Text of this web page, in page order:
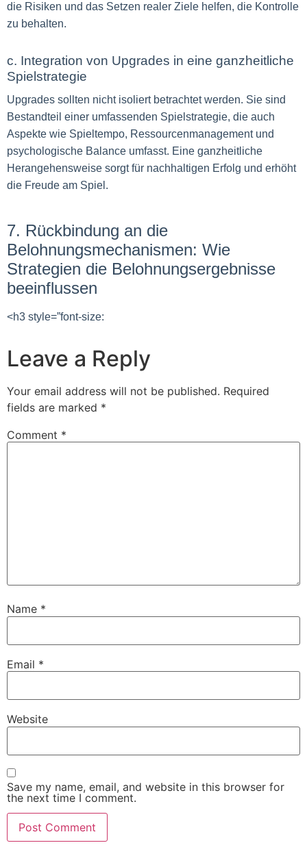
die Risiken und das Setzen realer Ziele helfen, die Kontrolle
zu behalten.
c. Integration von Upgrades in eine ganzheitliche
Spielstrategie
Upgrades sollten nicht isoliert betrachtet werden. Sie sind
Bestandteil einer umfassenden Spielstrategie, die auch
Aspekte wie Spieltempo, Ressourcenmanagement und
psychologische Balance umfasst. Eine ganzheitliche
Herangehensweise sorgt für nachhaltigen Erfolg und erhöht
die Freude am Spiel.
7. Rückbindung an die
Belohnungsmechanismen: Wie
Strategien die Belohnungsergebnisse
beeinflussen
<h3 style=”font-size:
Leave a Reply
Your email address will not be published. Required
fields are marked *
Comment *
Name *
Email *
Website
Save my name, email, and website in this browser for
the next time I comment.